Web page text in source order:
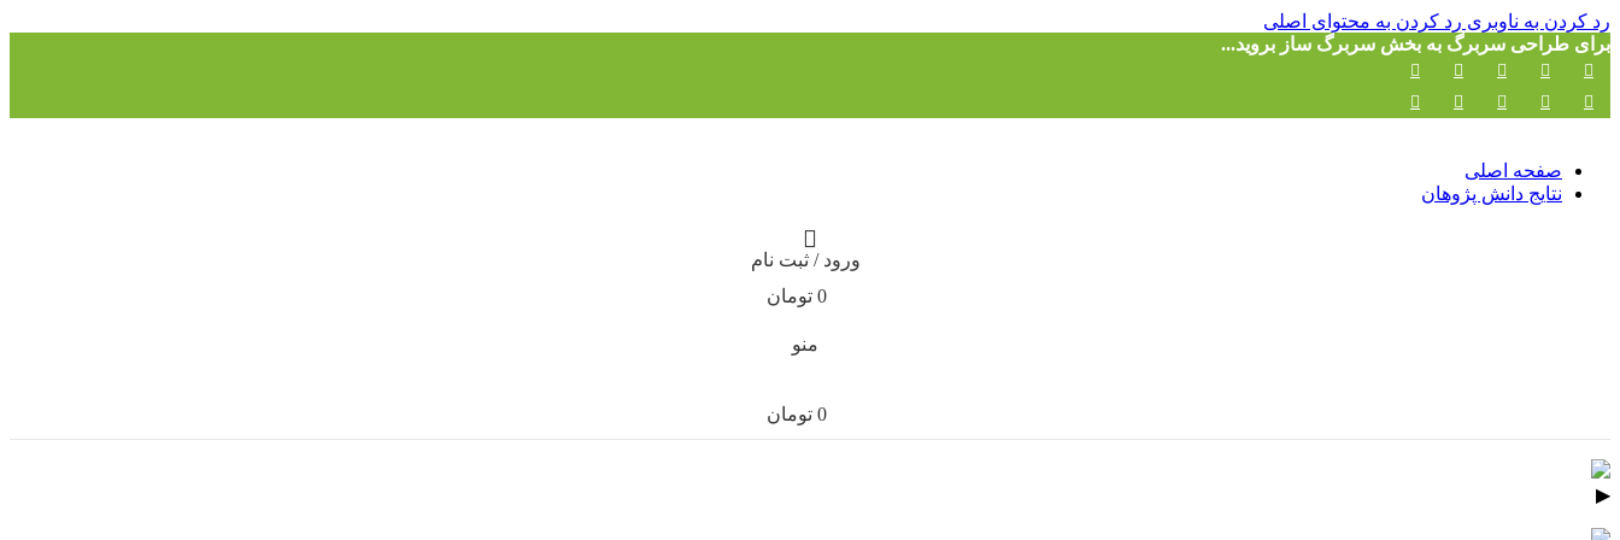
رد کردن به ناوبری رد کردن به محتوای اصلی
برای طراحی سربرگ به بخش سربرگ ساز بروید...
صفحه اصلی
نتایج دانش پژوهان
ورود / ثبت نام
0 تومان
منو
0 تومان
▶